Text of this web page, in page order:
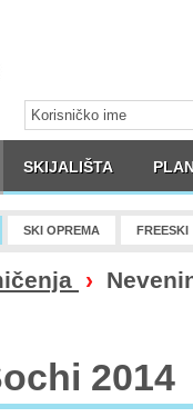
SKIJALIŠTA
SKI OPREMA FREESKI
›
2014